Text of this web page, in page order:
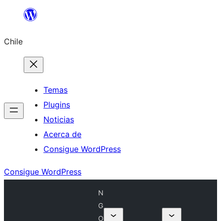
Saltar
contenido
Chile
Temas
Plugins
Noticias
Acerca de
Consigue WordPress
Consigue WordPress
N
G
O